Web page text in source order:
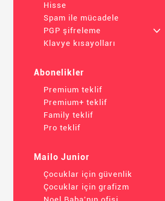
Hisse
Spam ile mücadele
PGP şifreleme
+
Klavye kısayolları
Abonelikler
Premium teklif
Premium+ teklif
Family teklif
Pro teklif
Mailo Junior
Çocuklar için güvenlik
Çocuklar için grafizm